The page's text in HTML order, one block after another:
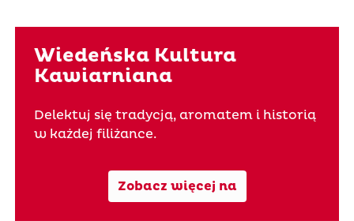
Wiedeńska Kultura
Kawiarniana
Delektuj się tradycją, aromatem i historią
w każdej filiżance.
Zobacz więcej na